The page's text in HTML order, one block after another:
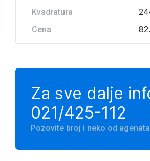
Kvadratura
Cena
Za sve dalje
021/425-112
Pozovite broj i neko od